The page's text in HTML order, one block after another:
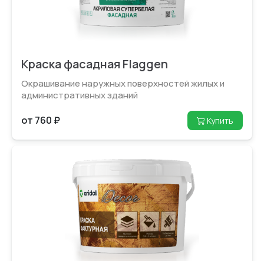
Краска фасадная Flaggen
Окрашивание наружных поверхностей жилых и
административных зданий
от 760 ₽ Купить